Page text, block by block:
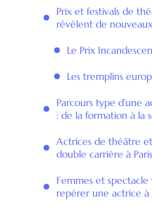
Prix et festivals de
révèlent de
Le Prix
Les tremplins
Parcours type d’une
: de la formation à la
Actrices de théâtre
double carrière à Paris
Femmes et
repérer une actrice à